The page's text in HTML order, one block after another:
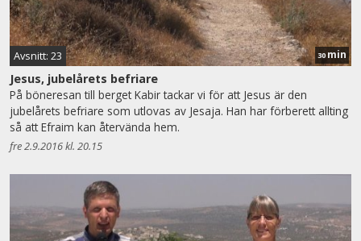
Avsnitt: 23 30 min
Jesus, jubelårets befriare
På böneresan till berget Kabir tackar vi för att Jesus är den
jubelårets befriare som utlovas av Jesaja. Han har förberett allting
så att Efraim kan återvända hem.
fre 2.9.2016 kl. 20.15